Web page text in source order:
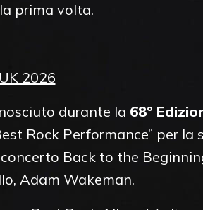
prima volta.
2026
durante la 68°
Rock Performance” per la
Back to the
Adam Wakeman.